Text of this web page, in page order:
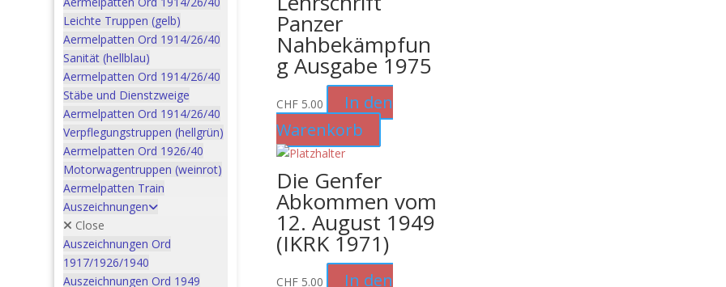
Leichte Truppen (gelb)
Aermelpatten Ord 1914/26/40
Sanität (hellblau)
Aermelpatten Ord 1914/26/40
Stäbe und Dienstzweige
Aermelpatten Ord 1914/26/40
Verpflegungstruppen (hellgrün)
Aermelpatten Ord 1926/40
Motorwagentruppen (weinrot)
Aermelpatten Train
Auszeichnungen
Close
Auszeichnungen Ord
1917/1926/1940
Auszeichnungen Ord 1949
Panzer
Nahbekämpfun
g Ausgabe 1975
CHF 5.00
In den
Warenkorb
Die Genfer
Abkommen vom
12. August 1949
(IKRK 1971)
CHF 5.00
In den